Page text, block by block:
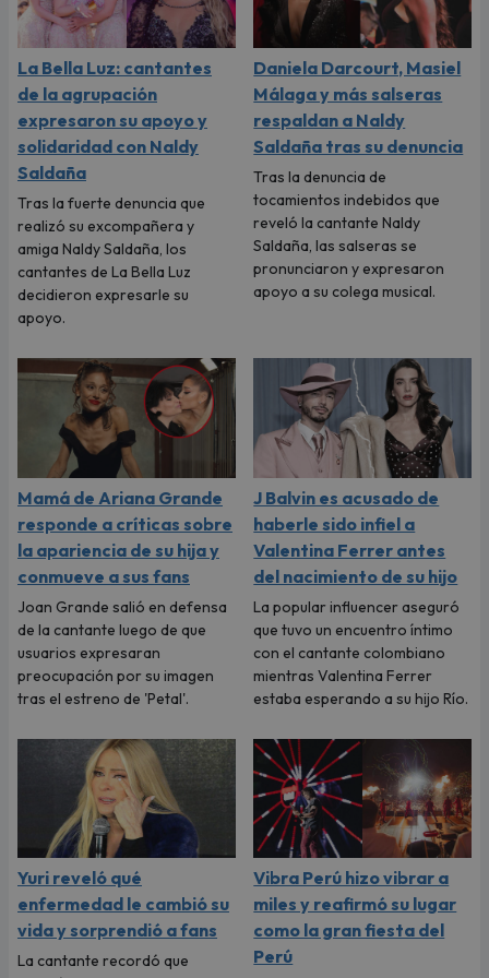
La Bella Luz: cantantes
de la agrupación
expresaron su apoyo y
solidaridad con Naldy
Saldaña
Tras la fuerte denuncia que
realizó su excompañera y
amiga Naldy Saldaña, los
cantantes de La Bella Luz
decidieron expresarle su
apoyo.
Daniela Darcourt, Masiel
Málaga y más salseras
respaldan a Naldy
Saldaña tras su denuncia
Tras la denuncia de
tocamientos indebidos que
reveló la cantante Naldy
Saldaña, las salseras se
pronunciaron y expresaron
apoyo a su colega musical.
Mamá de Ariana Grande
responde a críticas sobre
la apariencia de su hija y
conmueve a sus fans
Joan Grande salió en defensa
de la cantante luego de que
usuarios expresaran
preocupación por su imagen
tras el estreno de 'Petal'.
J Balvin es acusado de
haberle sido infiel a
Valentina Ferrer antes
del nacimiento de su hijo
La popular influencer aseguró
que tuvo un encuentro íntimo
con el cantante colombiano
mientras Valentina Ferrer
estaba esperando a su hijo Río.
Yuri reveló qué
enfermedad le cambió su
vida y sorprendió a fans
La cantante recordó que
Vibra Perú hizo vibrar a
miles y reafirmó su lugar
como la gran fiesta del
Perú